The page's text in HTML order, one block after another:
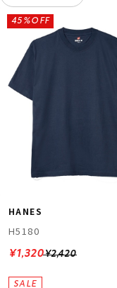
HANES
H5180
¥2,420
45%OFF
¥1,320